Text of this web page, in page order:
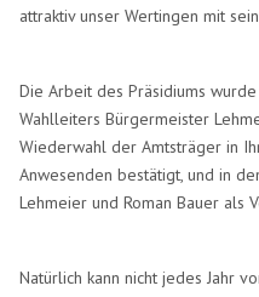
attraktiv unser Wertingen mit
Die Arbeit des Präsidiums
Wahlleiters Bürgermeister
Wiederwahl der Amtsträger in
Anwesenden bestätigt, und in
Lehmeier und Roman Bauer als
Natürlich kann nicht jedes Jahr